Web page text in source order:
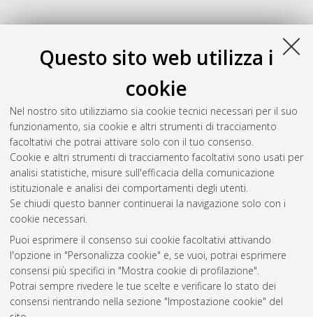
Questo sito web utilizza i
cookie
Nel nostro sito utilizziamo sia cookie tecnici necessari per il suo
funzionamento, sia cookie e altri strumenti di tracciamento
facoltativi che potrai attivare solo con il tuo consenso.
Cookie e altri strumenti di tracciamento facoltativi sono usati per
analisi statistiche, misure sull'efficacia della comunicazione
istituzionale e analisi dei comportamenti degli utenti.
Se chiudi questo banner continuerai la navigazione solo con i
cookie necessari.
Puoi esprimere il consenso sui cookie facoltativi attivando
l'opzione in "Personalizza cookie" e, se vuoi, potrai esprimere
consensi più specifici in "Mostra cookie di profilazione".
Potrai sempre rivedere le tue scelte e verificare lo stato dei
consensi rientrando nella sezione "Impostazione cookie" del
Gestione del documento:
Atom
Rss 1.0
Rss 2.0